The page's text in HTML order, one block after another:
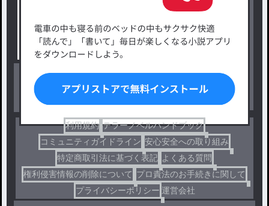
小説コンテスト応募・公募
出版・メディアミックス作品
恋愛・ロマンス
ファンタジー・異世界・SF
ドラマ
利用規約 テラーノベルハンドブック
コミュニティガイドライン 安心安全への取り組み
特定商取引法に基づく表記 よくある質問
権利侵害情報の削除について プロ責法のお手続きに関して
プライバシーポリシー 運営会社